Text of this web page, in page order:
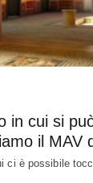
in cui si
il MAV
ci è possibile